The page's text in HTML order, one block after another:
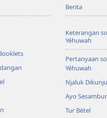
Berita
Keterangan
Yéhuwah
Pertanyaan
Yéhuwah
Njaluk
Ayo
Tur Bètel